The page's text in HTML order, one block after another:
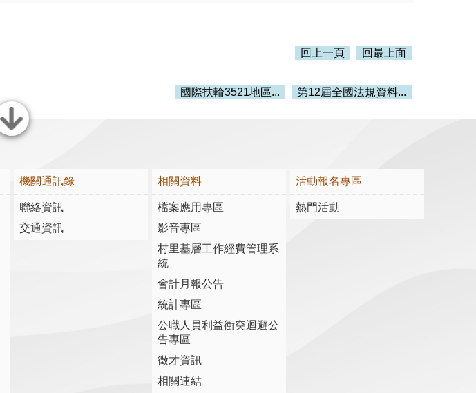
回上一頁 回最上面
國際扶輪3521地區... 第12屆全國法規資料...
關閉
機關通訊錄
聯絡資訊
交通資訊
相關資料
檔案應用專區
影音專區
村里基層工作經費管理系
統
會計月報公告
統計專區
公職人員利益衝突迴避公
告專區
徵才資訊
相關連結
活動報名專區
熱門活動